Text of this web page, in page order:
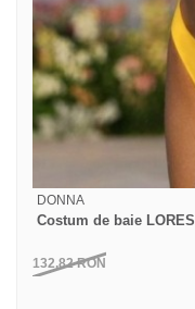
DONNA
Costum de baie LORES
132,82RON